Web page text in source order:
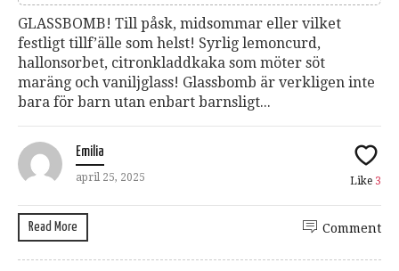
GLASSBOMB! Till påsk, midsommar eller vilket
festligt tillf’älle som helst! Syrlig lemoncurd,
hallonsorbet, citronkladdkaka som möter söt
maräng och vaniljglass! Glassbomb är verkligen inte
bara för barn utan enbart barnsligt...
Emilia
april 25, 2025 Like 3
Read More Comment